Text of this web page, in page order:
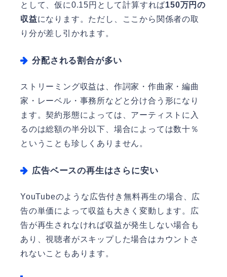
として、仮に0.15円として計算すれば150万円の
収益になります。ただし、ここから関係者の取
り分が差し引かれます。
分配される割合が多い
ストリーミング収益は、作詞家・作曲家・編曲
家・レーベル・事務所などと分け合う形になり
ます。契約形態によっては、アーティストに入
るのは総額の半分以下、場合によっては数十％
ということも珍しくありません。
広告ベースの再生はさらに安い
YouTubeのような広告付き無料再生の場合、広
告の単価によって収益も大きく変動します。広
告が再生されなければ収益が発生しない場合も
あり、視聴者がスキップした場合はカウントさ
れないこともあります。